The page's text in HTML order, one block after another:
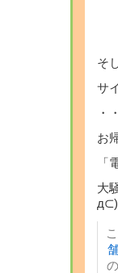
そ
サ
・
お
「
大